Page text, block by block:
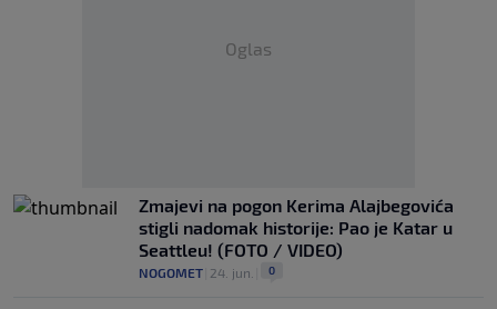
Oglas
Zmajevi na pogon Kerima Alajbegovića
stigli nadomak historije: Pao je Katar u
Seattleu! (FOTO / VIDEO)
NOGOMET 24. jun. 0